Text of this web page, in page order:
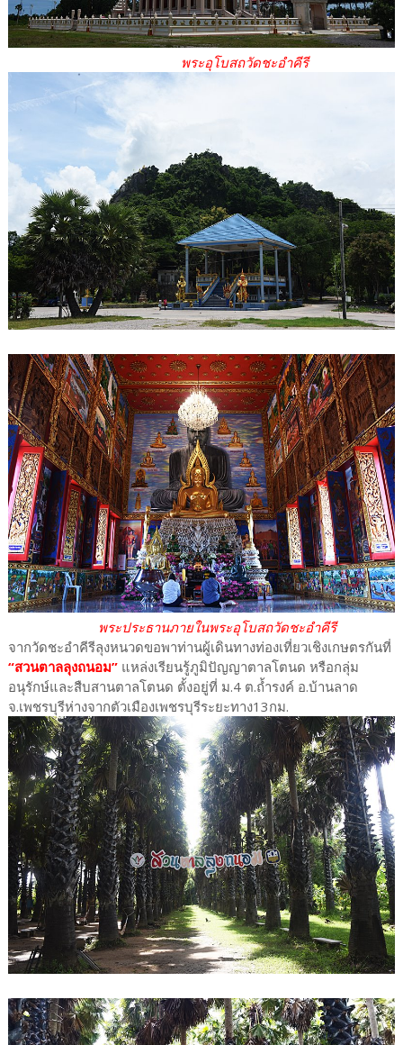
พระอุโบสถวัดชะอำคีรี
พระประธานภายในพระอุโบสถวัดชะอำคีรี
จากวัดชะอำคีรีลุงหนวดขอพาท่านผู้เดินทางท่องเที่ยวเชิงเกษตรกันที่
“สวนตาลลุงถนอม”แหล่งเรียนรู้ภูมิปัญญาตาลโตนด หรือกลุ่ม
อนุรักษ์และสืบสานตาลโตนด ตั้งอยู่ที่ ม.4 ต.ถ้ำรงค์ อ.บ้านลาด
จ.เพชรบุรีห่างจากตัวเมืองเพชรบุรีระยะทาง13กม.